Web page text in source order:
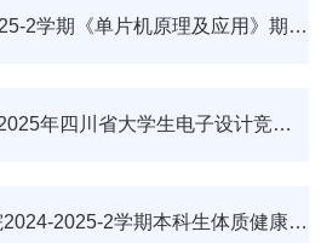
关于2024-2025-2学期《单片机原理及应用》期末考试安排的通知
“世强硬创杯”2025年四川省大学生电子设计竞赛执委会工作会议顺利召开
关于信通学院2024-2025-2学期本科生体质健康测试缓测、免测申请的通知